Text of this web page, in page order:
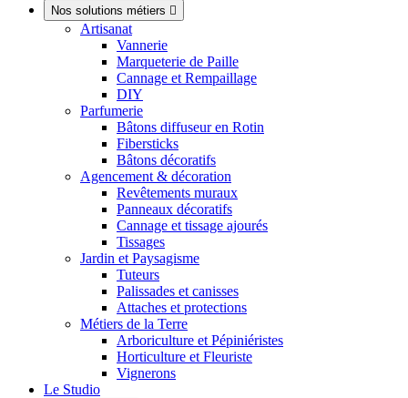
Nos solutions métiers 
Artisanat
Vannerie
Marqueterie de Paille
Cannage et Rempaillage
DIY
Parfumerie
Bâtons diffuseur en Rotin
Fibersticks
Bâtons décoratifs
Agencement & décoration
Revêtements muraux
Panneaux décoratifs
Cannage et tissage ajourés
Tissages
Jardin et Paysagisme
Tuteurs
Palissades et canisses
Attaches et protections
Métiers de la Terre
Arboriculture et Pépiniéristes
Horticulture et Fleuriste
Vignerons
Le Studio